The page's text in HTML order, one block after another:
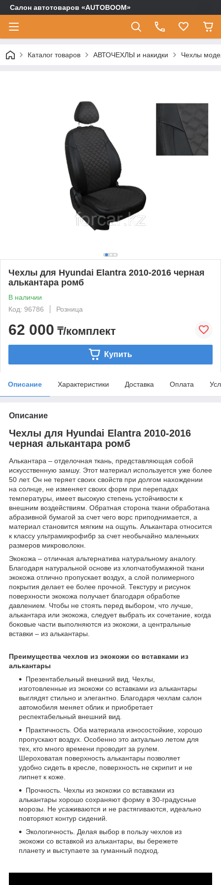
Салон автотоваров «AUTOBOOM»
Каталог товаров АВТОЧЕХЛЫ и накидки Чехлы
Чехлы для Hyundai Elantra 2010-2016 черная
алькантара ромб
В наличии
Код: 96786
Розница
62 000 ₸/комплект
Купить
Описание Характеристики Доставка Оплата
Описание
Чехлы для Hyundai Elantra 2010-2016
черная алькантара ромб
Алькантара – отделочная ткань, представляющая собой
искусственную замшу. Этот материал используется уже более
50 лет. Он не теряет своих свойств при долгом нахождении
на солнце, не изменяет своих форм при перепадах
температуры, имеет высокую степень устойчивости к
внешним воздействиям. Обратная сторона ткани обработана
абразивной бумагой за счет чего ворс приподнимается, а
материал становится мягким на ощупь. Алькантара относится
к классу ультрамикрофибр за счет необычайно маленьких
размеров микроволокн.
Экокожа – отличная альтернатива натуральному аналогу.
Благодаря натуральной основе из хлопчатобумажной ткани
экокожа отлично пропускает воздух, а слой полимерного
покрытия делает ее более прочной. Текстуру и рисунок
поверхности экокожа получает благодаря обработке
давлением. Чтобы не стоять перед выбором, что лучше,
алькантара или экокожа, следует выбрать их сочетание, когда
боковые части выполняются из экокожи, а центральные
вставки – из алькантары.
Преимущества чехлов из экокожи со вставками из
алькантары
Презентабельный внешний вид. Чехлы,
изготовленные из экокожи со вставками из алькантары
выглядят стильно и элегантно. Благодаря чехлам салон
автомобиля меняет облик и приобретает
респектабельный внешний вид.
Практичность. Оба материала износостойкие, хорошо
пропускают воздух. Особенно это актуально летом для
тех, кто много времени проводит за рулем.
Шероховатая поверхность алькантары позволяет
удобно сидеть в кресле, поверхность не скрипит и не
липнет к коже.
Прочность. Чехлы из экокожи со вставками из
алькантары хорошо сохраняют форму в 30-градусные
морозы. Не усаживаются и не растягиваются, идеально
повторяют контур сидений.
Экологичность. Делая выбор в пользу чехлов из
экокожи со вставкой из алькантары, вы бережете
планету и выступаете за гуманный подход.